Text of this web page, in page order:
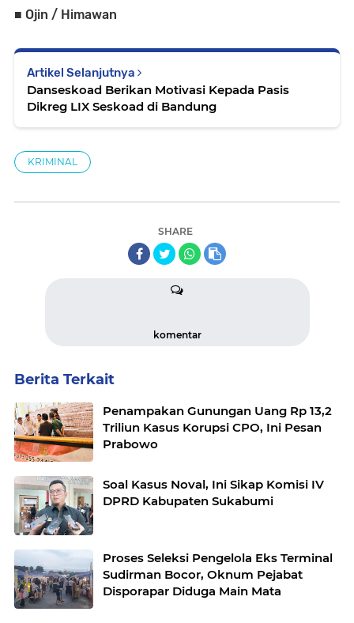
■ Ojin / Himawan
Artikel Selanjutnya
Danseskoad Berikan Motivasi Kepada Pasis
Dikreg LIX Seskoad di Bandung
KRIMINAL
SHARE
komentar
Berita Terkait
Penampakan Gunungan Uang Rp 13,2
Triliun Kasus Korupsi CPO, Ini Pesan
Prabowo
Soal Kasus Noval, Ini Sikap Komisi IV
DPRD Kabupaten Sukabumi
Proses Seleksi Pengelola Eks Terminal
Sudirman Bocor, Oknum Pejabat
Disporapar Diduga Main Mata